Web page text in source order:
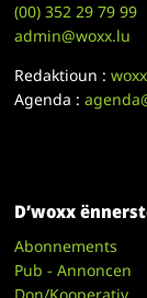
(00)352 29 79 99
admin@woxx.lu
Redaktioun :
Agenda :
D’woxx
Abonnements
Pub - Annoncen